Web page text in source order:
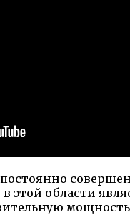
этой области